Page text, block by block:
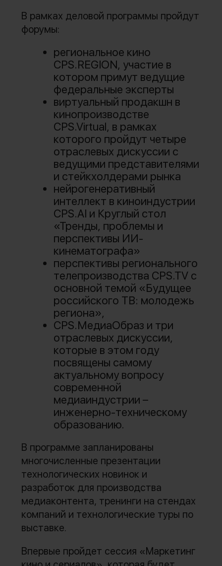
В рамках деловой программы пройдут
форумы:
региональное кино
CPS.REGION, участие в
котором примут ведущие
федеральные эксперты
виртуальный продакшн в
кинопроизводстве
CPS.Virtual, в рамках
которого пройдут четыре
отраслевых дискуссии с
ведущими представителями
и стейкхолдерами рынка
нейрогенеративный
интеллект в киноиндустрии
CPS.AI и Круглый стол
«Тренды, проблемы и
перспективы ИИ-
кинематографа»
перспективы регионального
телепроизводства CPS.TV с
основной темой «Будущее
российского ТВ: молодежь
региона»,
CPS.МедиаОбраз и три
отраслевых дискуссии,
которые в этом году
посвящены самому
актуальному вопросу
современной
медиаиндустрии –
инженерно-техническому
образованию.
В программе запланированы
многочисленные презентации
технологических новинок и
разработок для производства
медиаконтента, тренинги на стендах
компаний и технологические туры по
выставке.
Впервые пройдет сессия «Маркетинг